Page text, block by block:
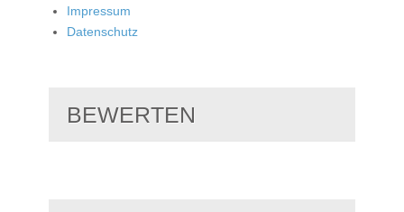
Impressum
Datenschutz
BEWERTEN